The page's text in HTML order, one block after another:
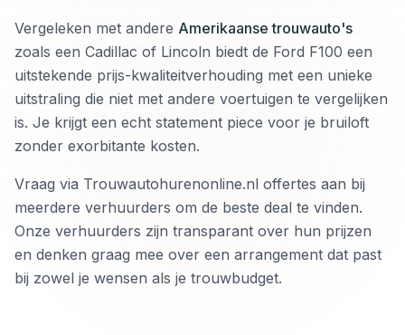
Vergeleken met andere Amerikaanse trouwauto's
zoals een Cadillac of Lincoln biedt de Ford F100 een
uitstekende prijs-kwaliteitverhouding met een unieke
uitstraling die niet met andere voertuigen te vergelijken
is. Je krijgt een echt statement piece voor je bruiloft
zonder exorbitante kosten.
Vraag via Trouwautohurenonline.nl offertes aan bij
meerdere verhuurders om de beste deal te vinden.
Onze verhuurders zijn transparant over hun prijzen
en denken graag mee over een arrangement dat past
bij zowel je wensen als je trouwbudget.